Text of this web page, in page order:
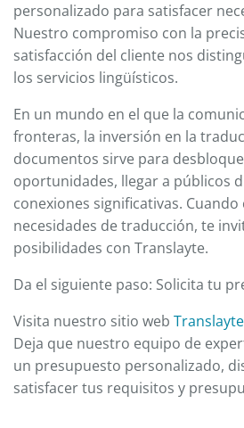
personalizado para satisfacer
Nuestro compromiso con la
satisfacción del cliente nos
los servicios lingüísticos.
En un mundo en el que la
fronteras, la inversión en la
documentos sirve para
oportunidades, llegar a públicos
conexiones significativas.
necesidades de traducción, te
posibilidades con Translayte.
Da el siguiente paso: Solicita tu
Visita nuestro sitio web
Deja que nuestro equipo de
un presupuesto personalizado,
satisfacer tus requisitos y